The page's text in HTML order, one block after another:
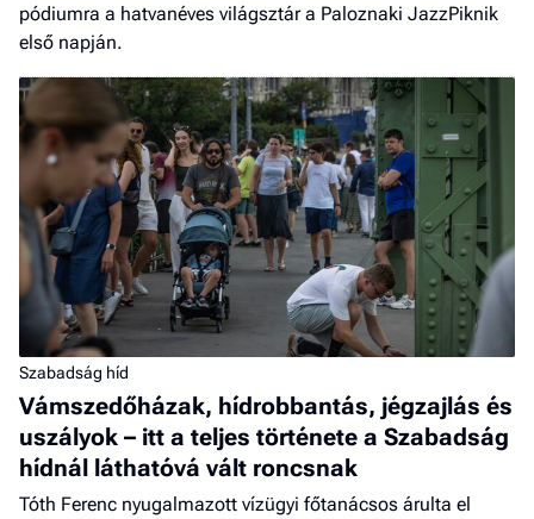
pódiumra a hatvanéves világsztár a Paloznaki JazzPiknik
első napján.
Szabadság híd
Vámszedőházak, hídrobbantás, jégzajlás és
uszályok – itt a teljes története a Szabadság
hídnál láthatóvá vált roncsnak
Tóth Ferenc nyugalmazott vízügyi főtanácsos árulta el